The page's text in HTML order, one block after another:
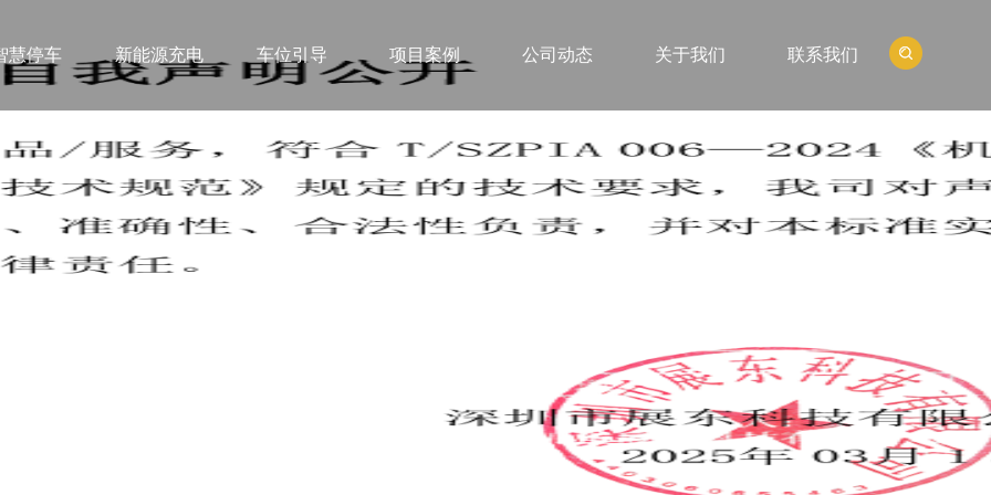
慧停车 新能源充电 车位引导 项目案例 公司动态 关于我们 联系我们